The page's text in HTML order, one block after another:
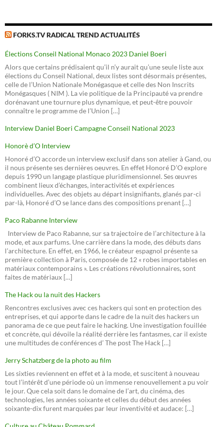
FORKS.TV RADICAL TREND ACTUALITÉS
Élections Conseil National Monaco 2023 Daniel Boeri
Alors que certains prédisaient qu’il n’y aurait qu’une seule liste aux
élections du Conseil National, deux listes sont désormais présentes,
celle de l’Union Nationale Monégasque et celle des Non Inscrits
Monégasques ( NIM ). La vie politique de la Principauté va prendre
dorénavant une tournure plus dynamique, et peut-être pouvoir
connaître le programme de l’Union […]
Interview Daniel Boeri Campagne Conseil National 2023
Honorè d’O Interview
Honoré d’O accorde un interview exclusif dans son atelier à Gand, ou
il nous présente ses dernières oeuvres. En effet Honoré D’O explore
depuis 1990 un langage plastique pluridimensionnel. Ses œuvres
combinent lieux d’échanges, interactivités et expériences
individuelles. Avec des objets au départ insignifiants, glanés par-ci
par-là, Honoré d’O se lance dans des compositions prenant […]
Paco Rabanne Interview
Interview de Paco Rabanne, sur sa trajectoire de l’architecture à la
mode, et aux parfums. Une carrière dans la mode, des débuts dans
l’architecture. En effet, en 1966, le créateur espagnol présente sa
première collection à Paris, composée de 12 « robes importables en
matériaux contemporains ». Les créations révolutionnaires, sont
faites de matériaux […]
The Hack ou la nuit des Hackers
Rencontres exclusives avec ces hackers qui sont en protection des
entreprises, et qui apporte dans le cadre de la nuit des hackers un
panorama de ce que peut faire le hacking. Une investigation fouillée
et concrète, qui dévoile la réalité derrière les fantasmes, car il existe
une multitudes de conférences d’ The post The Hack […]
Jerry Schatzberg de la photo au film
Les sixties reviennent en effet et à la mode, et suscitent à nouveau
tout l’intérêt d’une période où un immense renouvellement a pu voir
le jour. Que cela soit dans le domaine de l’art, du cinéma, des
technologies, les années soixante et celles du début des années
soixante-dix furent marquées par leur inventivité et audace: […]